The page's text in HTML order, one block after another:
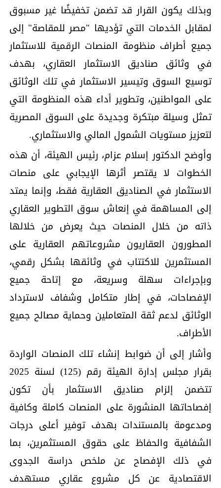
وبذلك يكون القرار قد تضمن تخفيضًا غير مسبوق
لمقابل الخدمات التي تؤديها "مصر للمقاصة" إلى
جميع أطراف منظومة المنصات الرقمية للاستثمار
في وثائق صناديق الاستثمار العقاري، بهدف
توسيع السوق وتيسير الاستثمار في تلك الوثائق
على المواطنين، وتطوير أداء هذه المنظومة التي
تمثل وسيلة مبتكرة وجديدة على السوق المصرية
لتعزيز مستويات الشمول المالي والاستثماري.
وأوضح الدكتور إسلام عزام، رئيس الهيئة، أن هذه
الخطوات لا يقتصر أثرها الإيجابي على منصات
الاستثمار في الصناديق العقارية فقط، وإنما يمتد
إلى المساهمة في إنعاش سوق التطوير العقاري
ذاته من خلال المنصات حيث يعرض من خلالها
المطورون العقاريون مشروعاتهم العقارية على
المستثمرين للاكتتاب في وثائقها بشكل رقمي،
وبإجراءات سهلة وسريعة، مع إتاحة جميع
الإفصاحات، في إطار متكامل وشفاف لاسترداد
الوثائق لدعم ثقة المتعاملين وحماية مصالح جميع
الأطراف.
وأشار إلى أن ضوابط إنشاء تلك المنصات الواردة
بقرار مجلس إدارة الهيئة رقم (125) لسنة 2025
تتضمن إلزام صناديق الاستثمار بأن تكون
إفصاحاتها المنشورة على المنصات كاملة وكافية
ومدعومة بالمستندات بهدف توفير أعلى درجات
الشفافية والحفاظ على حقوق المستثمرين، بما
في ذلك الإفصاح عن ملخص دراسة الجدوى
الاقتصادية عن كل مشروع عقاري مستهدف